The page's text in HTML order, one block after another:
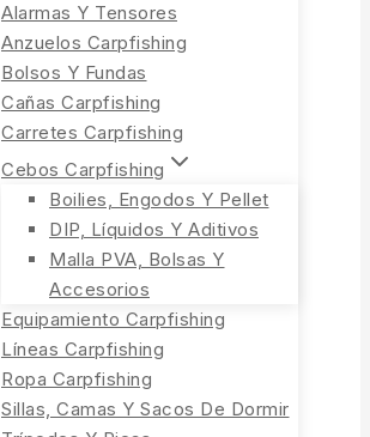
Alarmas Y Tensores
Anzuelos Carpfishing
Bolsos Y Fundas
Cañas Carpfishing
Carretes Carpfishing
Cebos Carpfishing
Boilies, Engodos Y Pellet
DIP, Líquidos Y Aditivos
Malla PVA, Bolsas Y
Accesorios
Equipamiento Carpfishing
Líneas Carpfishing
Ropa Carpfishing
Sillas, Camas Y Sacos De Dormir